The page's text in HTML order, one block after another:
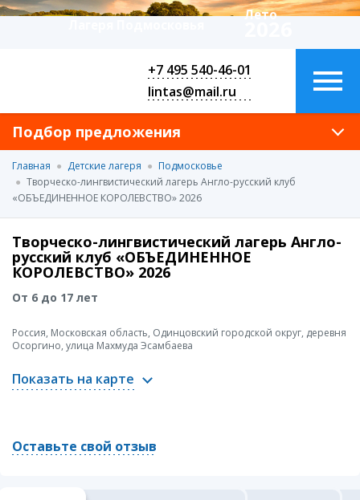
Лето
+7 495 540-46-01
lintas@mail.ru
Подбор предложения
Главная Детские лагеря
Подмосковье
Творческо-лингвистический лагерь Англо-русский клуб
«ОБЪЕДИНЕННОЕ КОРОЛЕВСТВО» 2026
Творческо-лингвистический лагерь Англо-
русский клуб «ОБЪЕДИНЕННОЕ
КОРОЛЕВСТВО» 2026
От 6 до 17 лет
Россия, Московская область, Одинцовский городской округ, деревня
Осоргино, улица Махмуда Эсамбаева
Показать на карте
Оставьте свой отзыв